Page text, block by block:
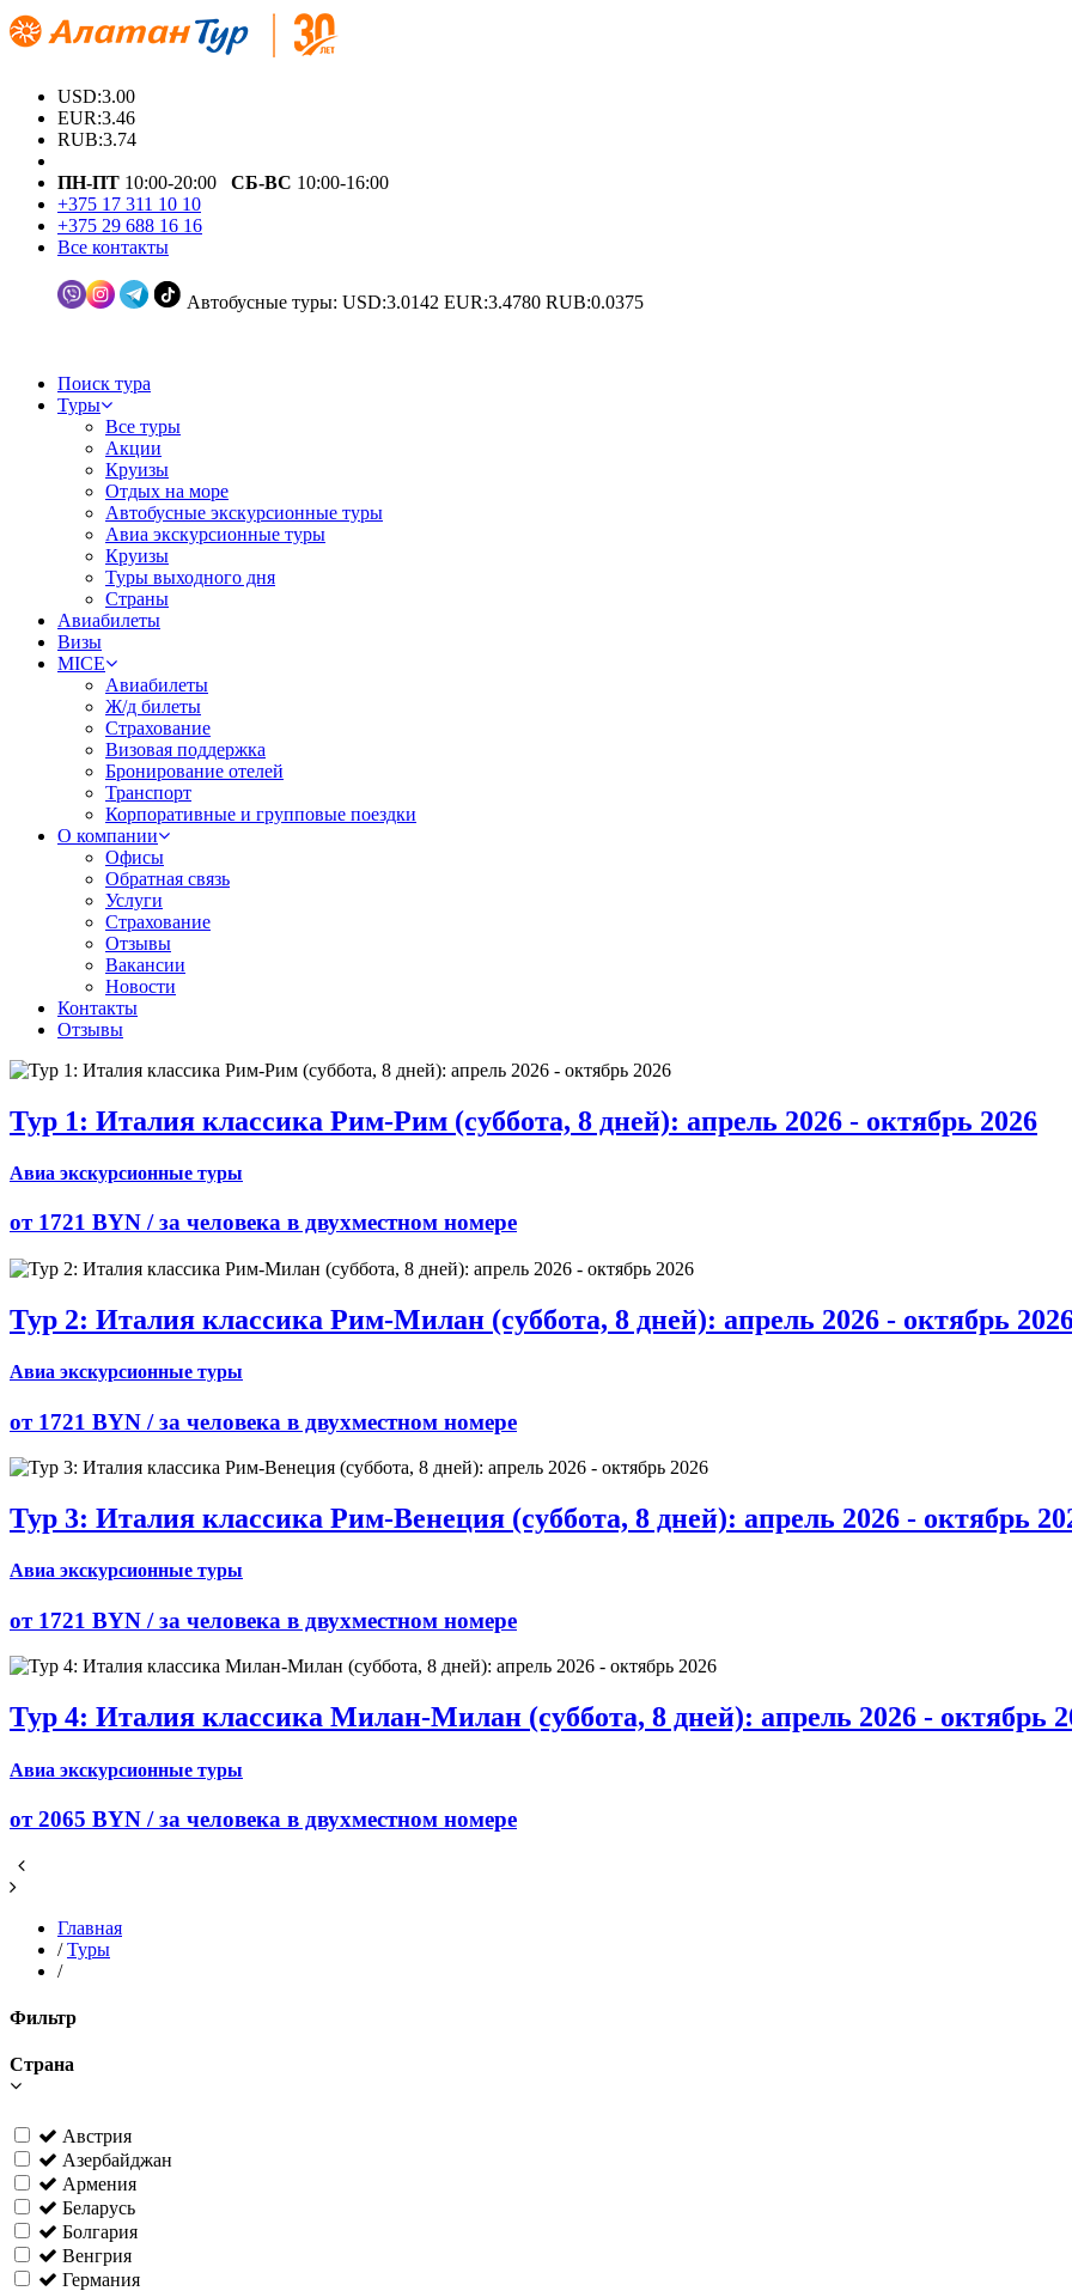
USD:3.00
EUR:3.46
RUB:3.74
ПН-ПТ 10:00-20:00 СБ-ВС 10:00-16:00
+375 17 311 10 10
+375 29 688 16 16
Все контакты
Автобусные туры: USD:3.0142 EUR:3.4780 RUB:0.0375
Поиск тура
Туры
Все туры
Акции
Круизы
Отдых на море
Автобусные экскурсионные туры
Авиа экскурсионные туры
Круизы
Туры выходного дня
Страны
Авиабилеты
Визы
MICE
Авиабилеты
Ж/д билеты
Страхование
Визовая поддержка
Бронирование отелей
Транспорт
Корпоративные и групповые поездки
О компании
Офисы
Обратная связь
Услуги
Страхование
Отзывы
Вакансии
Новости
Контакты
Отзывы
Тур 1: Италия классика Рим-Рим (суббота, 8 дней): апрель 2026 - октябрь 2026
Авиа экскурсионные туры
от 1721 BYN /за человека в двухместном номере
Тур 2: Италия классика Рим-Милан (суббота, 8 дней): апрель 2026 - октябрь
Авиа экскурсионные туры
от 1721 BYN /за человека в двухместном номере
Тур 3: Италия классика Рим-Венеция (суббота, 8 дней): апрель 2026 - октябрь
Авиа экскурсионные туры
от 1721 BYN /за человека в двухместном номере
Тур 4: Италия классика Милан-Милан (суббота, 8 дней): апрель 2026 - октябрь
Авиа экскурсионные туры
от 2065 BYN /за человека в двухместном номере
Главная
/Туры
/
Фильтр
Страна
Австрия
Азербайджан
Армения
Беларусь
Болгария
Венгрия
Германия